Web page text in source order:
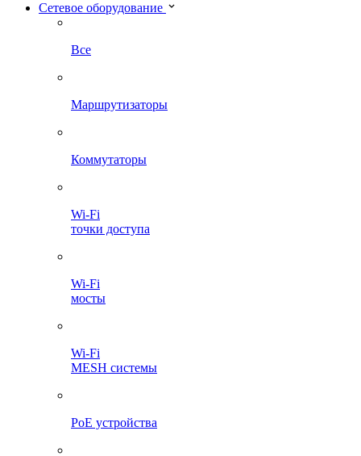
Сетевое оборудование
Все
Маршрутизаторы
Коммутаторы
Wi-Fi
точки доступа
Wi-Fi
мосты
Wi-Fi
MESH системы
PoE устройства